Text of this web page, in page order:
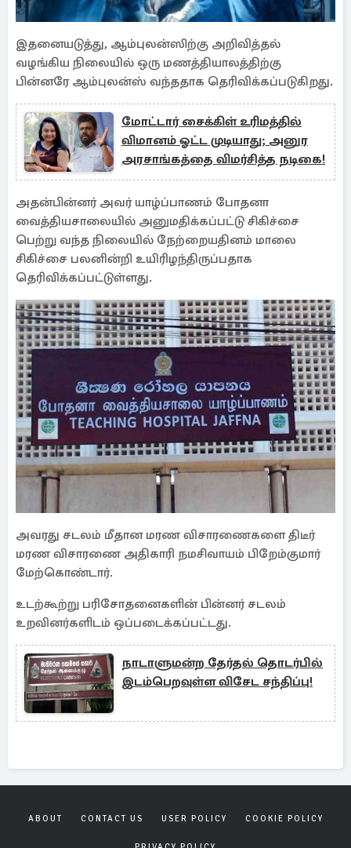
இதனையடுத்து, ஆம்புலன்ஸிற்கு அறிவித்தல்
வழங்கிய நிலையில் ஒரு மணத்தியாலத்திற்கு
பின்னரே ஆம்புலன்ஸ் வந்ததாக தெரிவிக்கப்படுகிறது.
மோட்டார் சைக்கிள் உரிமத்தில்
விமானம் ஓட்ட முடியாது; அனுர
அரசாங்கத்தை விமர்சித்த நடிகை!
அதன்பின்னர் அவர் யாழ்ப்பாணம் போதனா
வைத்தியசாலையில் அனுமதிக்கப்பட்டு சிகிச்சை
பெற்று வந்த நிலையில் நேற்றையதினம் மாலை
சிகிச்சை பலனின்றி உயிரிழந்திருப்பதாக
தெரிவிக்கப்பட்டுள்ளது.
அவரது சடலம் மீதான மரண விசாரணைகளை திடீர்
மரண விசாரணை அதிகாரி நமசிவாயம் பிறேம்குமார்
மேற்கொண்டார்.
உடற்கூற்று பரிசோதனைகளின் பின்னர் சடலம்
உறவினர்களிடம் ஒப்படைக்கப்பட்டது.
நாடாளுமன்ற தேர்தல் தொடர்பில்
இடம்பெறவுள்ள விசேட சந்திப்பு!
ABOUT CONTACT US USER POLICY COOKIE POLICY